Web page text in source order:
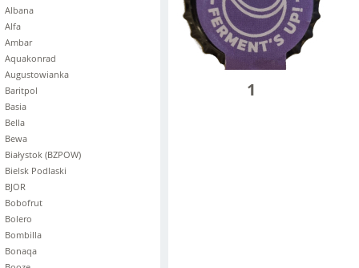
Albana
Alfa
Ambar
Aquakonrad
Augustowianka
Baritpol
Basia
Bella
Bewa
Białystok (BZPOW)
Bielsk Podlaski
BJOR
Bobofrut
Bolero
Bombilla
Bonaqa
1